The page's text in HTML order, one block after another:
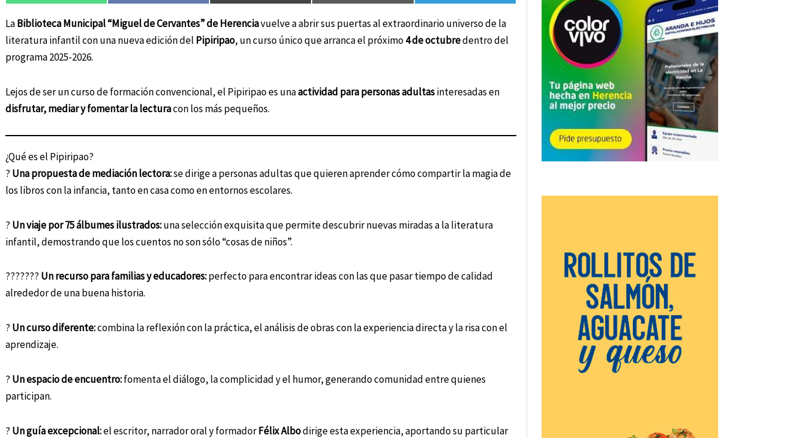
LaBiblioteca Municipal “Miguel de Cervantes” de Herenciavuelve a abrir sus puertas al extraordinario universo de la
literatura infantil con una nueva edición del Pipiripao, un curso único que arranca el próximo4 de octubredentro del
programa 2025-2026.
Lejos de ser un curso de formación convencional, el Pipiripao es unaactividad para personas adultasinteresadas en
disfrutar, mediar y fomentar la lecturacon los más pequeños.
¿Qué es el Pipiripao?
? Una propuesta de mediación lectora:se dirige a personas adultas que quieren aprender cómo compartir la magia de
los libros con la infancia, tanto en casa como en entornos escolares.
? Un viaje por 75 álbumes ilustrados:una selección exquisita que permite descubrir nuevas miradas a la literatura
infantil, demostrando que los cuentos no son sólo “cosas de niños”.
??????? Un recurso para familias y educadores:perfecto para encontrar ideas con las que pasar tiempo de calidad
alrededor de una buena historia.
? Un curso diferente:combina la reflexión con la práctica, el análisis de obras con la experiencia directa y la risa con el
aprendizaje.
? Un espacio de encuentro:fomenta el diálogo, la complicidad y el humor, generando comunidad entre quienes
participan.
? Un guía excepcional:el escritor, narrador oral y formadorFélix Albodirige esta experiencia, aportando su particular